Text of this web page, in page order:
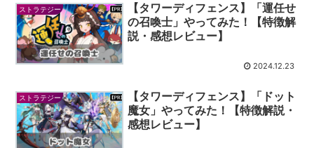
ストラテジー
【タワーディフェンス】「運任せ
の召喚士」やってみた！【特徴解
説・感想レビュー】
2024.12.23
ストラテジー
【タワーディフェンス】「ドット
魔女」やってみた！【特徴解説・
感想レビュー】